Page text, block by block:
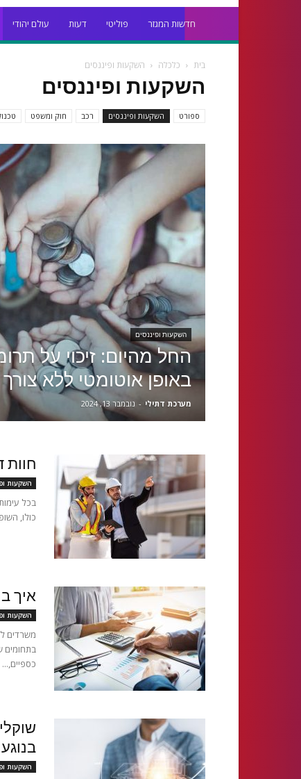
חדשות המגזר פוליטי דעות עולם יהודי
בית כלכלה השקעות ופיננסים
השקעות ופיננסים
ספורט השקעות ופיננסים רכב חוק ומשפט
השקעות ופיננסים
החל מהיום: זיכוי על
באופן אוטומטי ללא
מערכת דתילי - נובמבר 13, 2024
השקעות
בכל
כולו,
איך
השקעות
משרדים
בתחומים
כספיים,...
השקעות